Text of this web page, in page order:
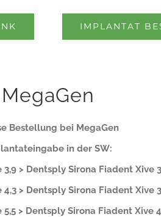
IMPLANTAT
MegaGen
Bestellung bei MegaGen
in der SW:
> Dentsply Sirona Fiadent Xive
> Dentsply Sirona Fiadent Xive
> Dentsply Sirona Fiadent Xive